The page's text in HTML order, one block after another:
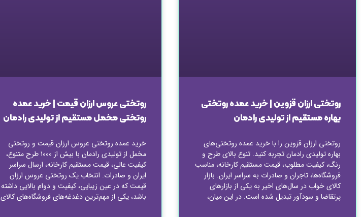
روتختی ارزان قزوین | خرید عمده روتختی
بهاره مستقیم از تولیدی رادمان
روتختی ارزان قزوین را با خرید عمده روتختی‌های
بهاره تولیدی رادمان تجربه کنید. تنوع بالای طرح و
رنگ، کیفیت مطلوب، قیمت مستقیم کارخانه، مناسب
فروشگاه‌ها، تاجران و صادرات به سراسر ایران. بازار
کالای خواب در سال‌های اخیر به یکی از بازارهای
پرتقاضا و سودآور تبدیل شده است. در این میان،
روتختی عروس ارزان قیمت | خرید عمده
روتختی مخمل مستقیم از تولیدی رادمان
خرید عمده روتختی عروس ارزان قیمت و روتختی
مخمل از تولیدی رادمان با بیش از ۱۰۰۰ طرح متنوع،
کیفیت عالی، قیمت مستقیم کارخانه، ارسال سراسر
ایران و صادرات. انتخاب یک روتختی عروس ارزان
قیمت که در عین زیبایی، کیفیت و دوام بالایی داشته
باشد، یکی از مهم‌ترین دغدغه‌های فروشگاه‌های کالای